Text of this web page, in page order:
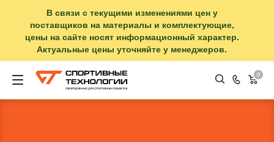
В связи с текущими изменениями цен у
поставщиков на материалы и комплектующие,
цены на сайте носят информационный характер.
Актуальные цены уточняйте у менеджеров.
0